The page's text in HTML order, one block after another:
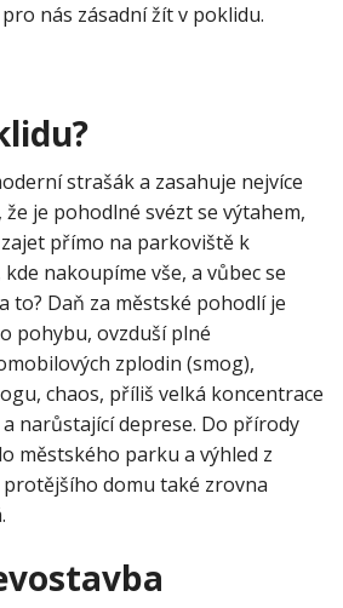
nás zásadní žít v poklidu.
strašák a zasahuje nejvíce
že je pohodlné svézt se výtahem,
přímo na parkoviště k
nakoupíme vše, a vůbec se
to? Daň za městské pohodlí je
pohybu, ovzduší plné
zplodin (smog),
chaos, příliš velká koncentrace
narůstající deprese. Do přírody
městského parku a výhled z
domu také zrovna